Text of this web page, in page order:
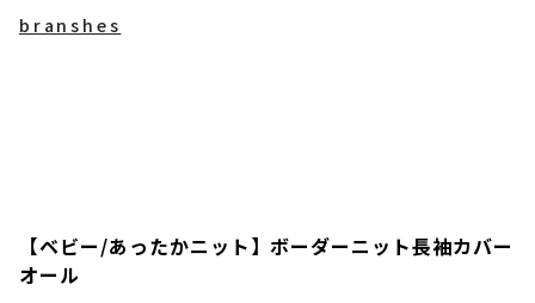
branshes
【ベビー/あったかニット】ボーダーニット長袖カバー
オール